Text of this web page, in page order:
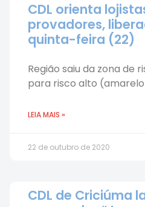
CDL orienta
provadores,
quinta-feira (22)
Região saiu da zona de
para risco alto
LEIA MAIS »
22 de outubro de 2020
CDL de Criciúma